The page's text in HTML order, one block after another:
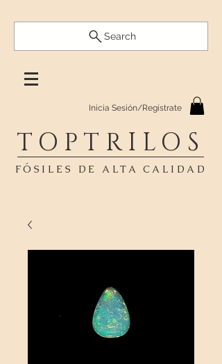
Search
Inicia Sesión/Regístrate
TOPTRILOS
FÓSILES DE ALTA CALIDAD